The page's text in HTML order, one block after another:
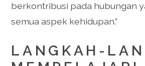
berkontribusi pada hubungan
semua aspek kehidupan.”
LANGKAH-